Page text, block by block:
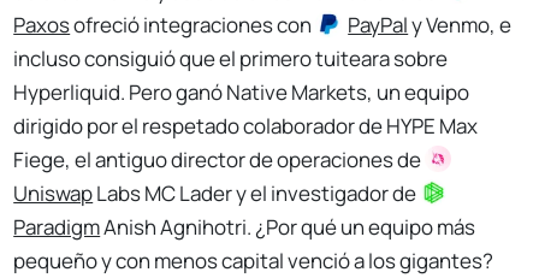
Paxosofreció integraciones con PayPaly Venmo, e
incluso consiguió que el primero tuiteara sobre
Hyperliquid. Pero ganó Native Markets, un equipo
dirigido por el respetado colaborador de HYPE Max
Fiege, el antiguo director de operaciones de
UniswapLabs MC Lader y el investigador de
ParadigmAnish Agnihotri. ¿Por qué un equipo más
pequeño y con menos capital venció a los gigantes?